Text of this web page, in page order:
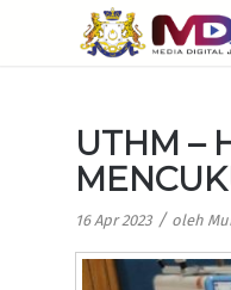
UTHM –
16 Apr 2023 / oleh